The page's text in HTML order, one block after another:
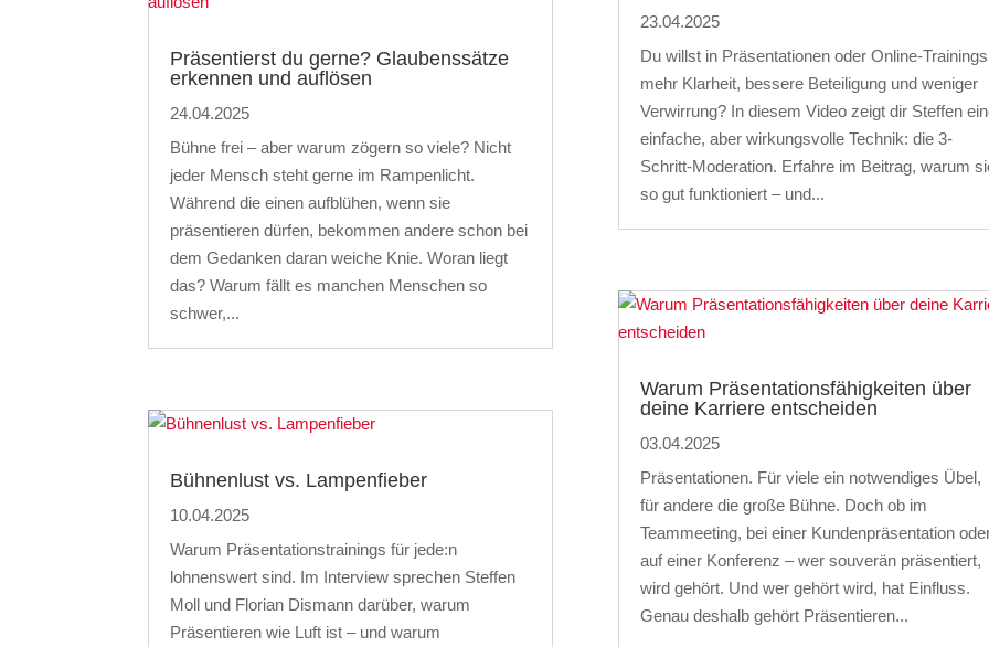
Präsentierst du gerne? Glaubenssätze
erkennen und auflösen
24.04.2025
Bühne frei – aber warum zögern so viele? Nicht
jeder Mensch steht gerne im Rampenlicht.
Während die einen aufblühen, wenn sie
präsentieren dürfen, bekommen andere schon bei
dem Gedanken daran weiche Knie. Woran liegt
das? Warum fällt es manchen Menschen so
schwer,...
Bühnenlust vs. Lampenfieber
10.04.2025
Warum Präsentationstrainings für jede:n
lohnenswert sind. Im Interview sprechen Steffen
Moll und Florian Dismann darüber, warum
Präsentieren wie Luft ist – und warum
23.04.2025
Du willst in Präsentationen oder Online-Trainings
mehr Klarheit, bessere Beteiligung und weniger
Verwirrung? In diesem Video zeigt dir Steffen
einfache, aber wirkungsvolle Technik: die 3-
Schritt-Moderation. Erfahre im Beitrag, warum
so gut funktioniert – und...
Warum Präsentationsfähigkeiten über
deine Karriere entscheiden
03.04.2025
Präsentationen. Für viele ein notwendiges Übel,
für andere die große Bühne. Doch ob im
Teammeeting, bei einer Kundenpräsentation
auf einer Konferenz – wer souverän präsentiert,
wird gehört. Und wer gehört wird, hat Einfluss.
Genau deshalb gehört Präsentieren...